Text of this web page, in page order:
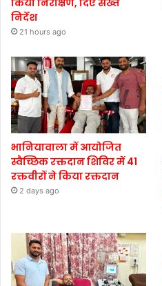
किया निरीक्षण, दिए सख्त
निर्देश
21 hours ago
भानियावाला में आयोजित
स्वैच्छिक रक्तदान शिविर में 41
रक्तवीरों ने किया रक्तदान
2 days ago